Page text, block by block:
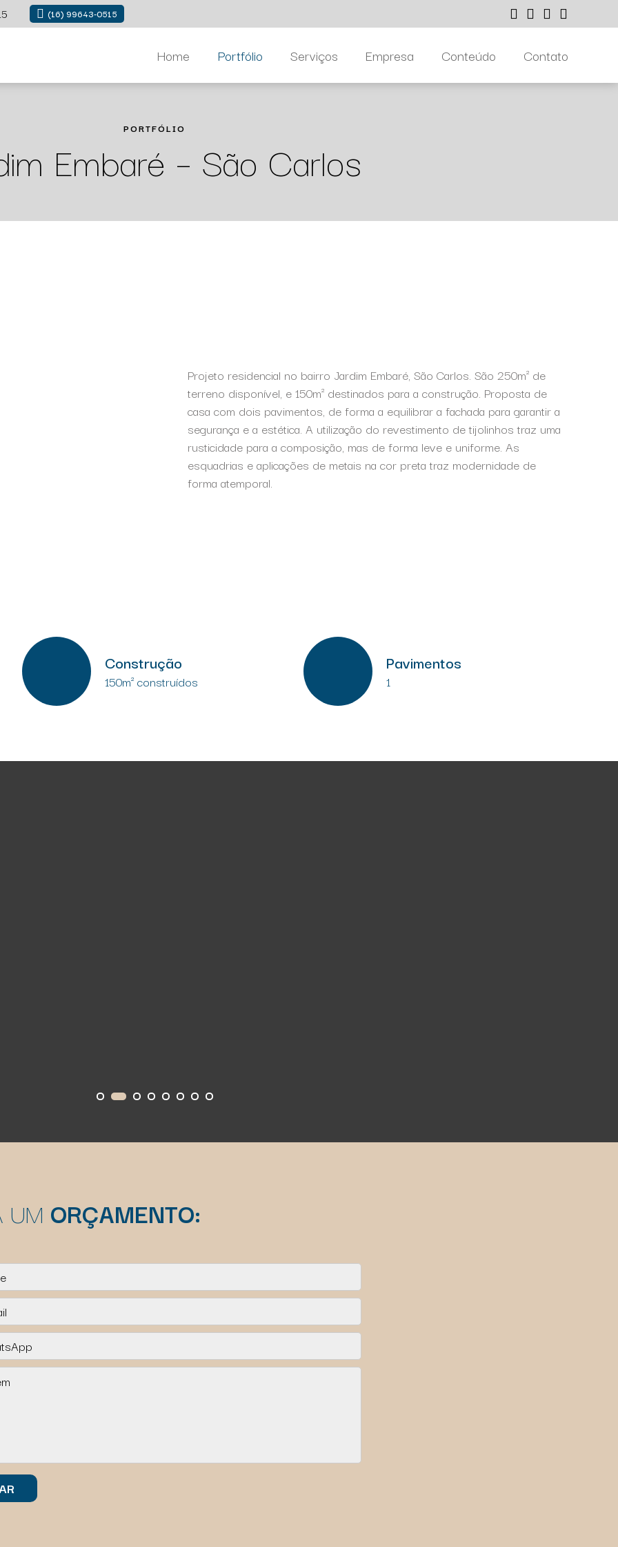
(16) 99643-0515
Home Portfólio Serviços Empresa Conteúdo Contato
PORTFÓLIO
Embaré – São Carlos
Projeto residencial no bairro Jardim Embaré, São Carlos. São 250m² de
terreno disponível, e 150m² destinados para a construção. Proposta de
casa com dois pavimentos, de forma a equilibrar a fachada para garantir a
segurança e a estética. A utilização do revestimento de tijolinhos traz uma
rusticidade para a composição, mas de forma leve e uniforme. As
esquadrias e aplicações de metais na cor preta traz modernidade de
forma atemporal.
Construção
150m² construídos
Pavimentos
1
UM ORÇAMENTO: